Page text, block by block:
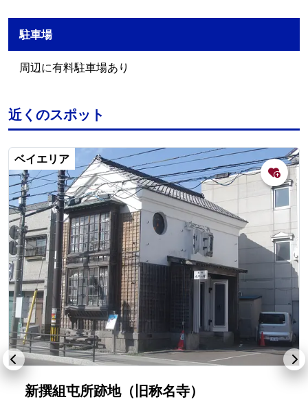
駐車場
周辺に有料駐車場あり
近くのスポット
ベイエリア
新撰組屯所跡地（旧称名寺）